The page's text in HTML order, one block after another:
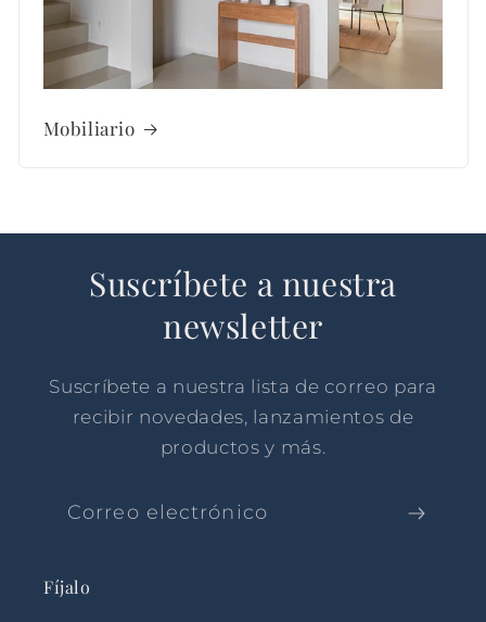
Mobiliario
Suscríbete a nuestra
newsletter
Suscríbete a nuestra lista de correo para
recibir novedades, lanzamientos de
productos y más.
Correo electrónico
Fíjalo